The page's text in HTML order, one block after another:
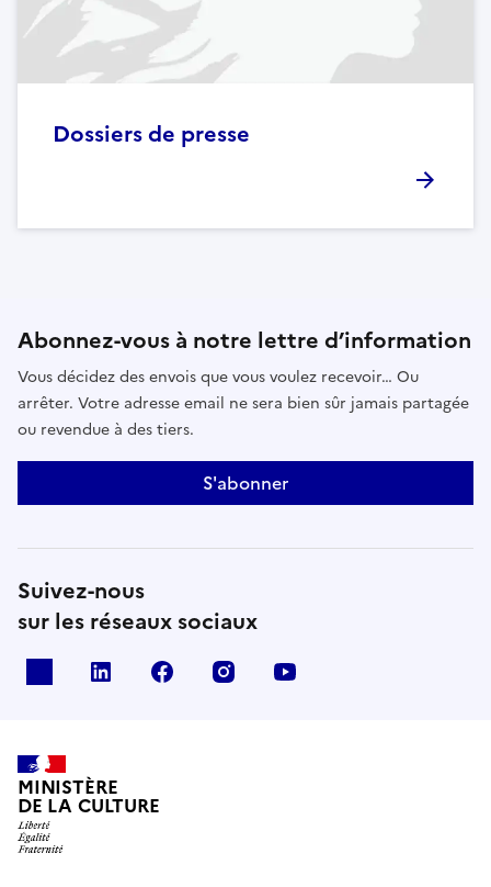
Dossiers de presse
Abonnez-vous à notre lettre d’information
Vous décidez des envois que vous voulez recevoir… Ou
arrêter. Votre adresse email ne sera bien sûr jamais partagée
ou revendue à des tiers.
S'abonner
Suivez-nous
sur les réseaux sociaux
linkedin facebook instagram
MINISTÈRE
DE LA CULTURE